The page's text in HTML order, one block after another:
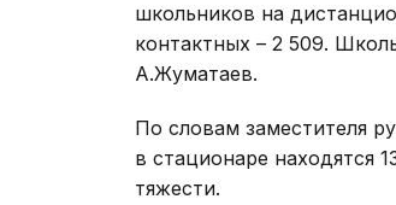
школьников на
контактных – 2 509.
А.Жуматаев.
По словам заместителя
в стационаре находятся
тяжести.